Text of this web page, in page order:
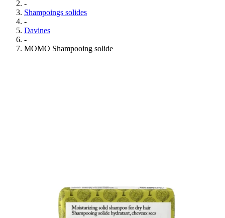
-
Shampoings solides
-
Davines
-
MOMO Shampooing solide